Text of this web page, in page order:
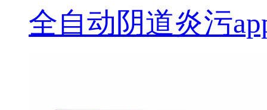
全自动阴道炎污